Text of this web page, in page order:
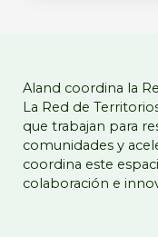
Aland coordina la
La Red de
que trabajan para
comunidades y
coordina este
colaboración e